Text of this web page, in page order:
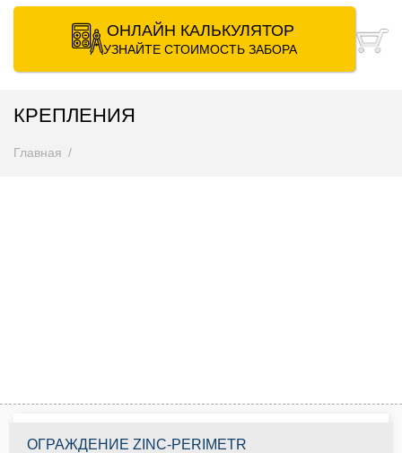
ОНЛАЙН КАЛЬКУЛЯТОР
УЗНАЙТЕ СТОИМОСТЬ ЗАБОРА
КРЕПЛЕНИЯ
Главная
ОГРАЖДЕНИЕ ZINC-PERIMETR